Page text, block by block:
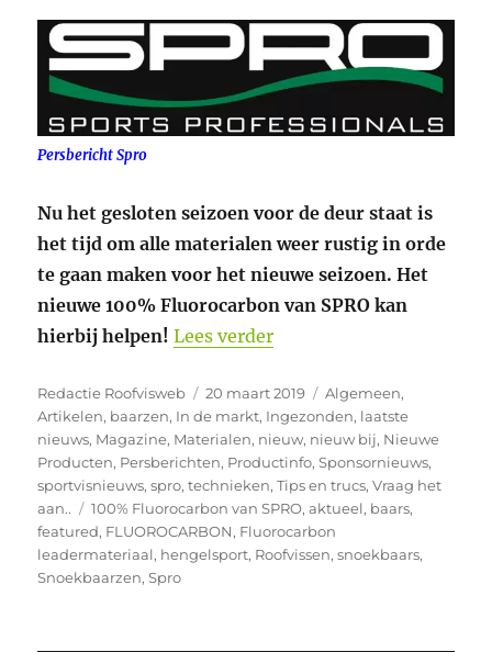
Persbericht Spro
Nu het gesloten seizoen voor de deur staat is
het tijd om alle materialen weer rustig in orde
te gaan maken voor het nieuwe seizoen. Het
nieuwe 100% Fluorocarbon van SPRO kan
hierbij helpen!Lees verder“Spro 100%
Auteur
Redactie Roofvisweb
Geplaatst
op
20 maart 2019 Categorieën
Algemeen,
Artikelen, baarzen, In de markt, Ingezonden, laatste
nieuws, Magazine, Materialen, nieuw, nieuw bij, Nieuwe
Producten, Persberichten, Productinfo,Sponsornieuws,
sportvisnieuws,spro,technieken,Tips en trucs,Vraag het
aan..
Tags
100% Fluorocarbon van SPRO,aktueel, baars,
featured, FLUOROCARBON, Fluorocarbon
leadermateriaal, hengelsport, Roofvissen,snoekbaars,
Snoekbaarzen,Spro